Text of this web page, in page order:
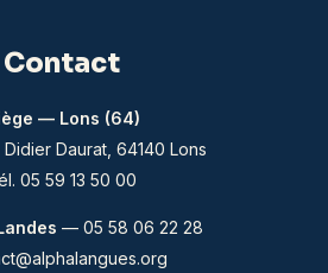
Contact
— Lons (64)
Daurat, 64140 Lons
05 59 13 50 00
— 05 58 06 22 28